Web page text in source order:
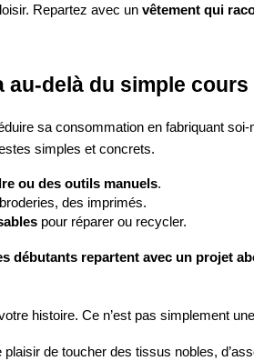
Repartez avec un vêtement qui
delà du simple
sa consommation en fabriquant
simples et concrets.
ou des outils manuels.
des imprimés.
pour réparer ou recycler.
débutants repartent avec un projet
histoire. Ce n’est pas simplement
de toucher des tissus nobles,